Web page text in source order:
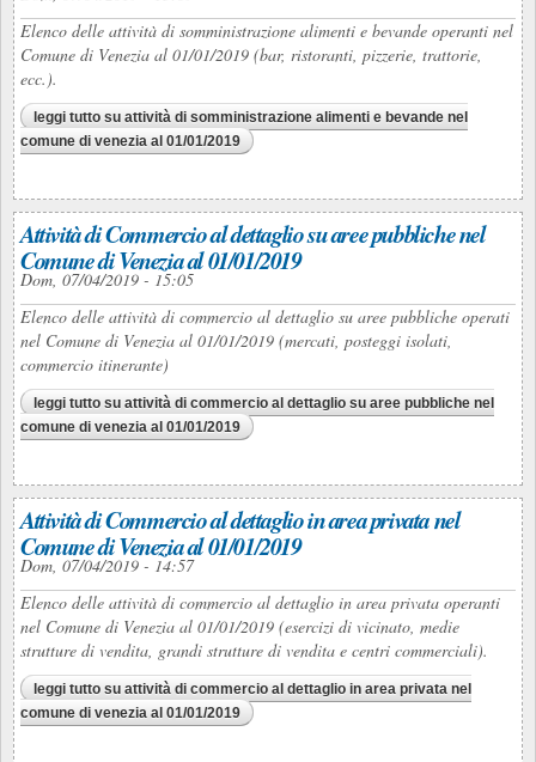
Elenco delle attività di somministrazione alimenti e bevande operanti nel
Comune di Venezia al 01/01/2019 (bar, ristoranti, pizzerie, trattorie,
ecc.).
leggi tutto su attività di somministrazione alimenti e bevande nel
comune di venezia al 01/01/2019
Attività di Commercio al dettaglio su aree pubbliche nel
Comune di Venezia al 01/01/2019
Dom, 07/04/2019 - 15:05
Elenco delle attività di commercio al dettaglio su aree pubbliche operati
nel Comune di Venezia al 01/01/2019 (mercati, posteggi isolati,
commercio itinerante)
leggi tutto su attività di commercio al dettaglio su aree pubbliche nel
comune di venezia al 01/01/2019
Attività di Commercio al dettaglio in area privata nel
Comune di Venezia al 01/01/2019
Dom, 07/04/2019 - 14:57
Elenco delle attività di commercio al dettaglio in area privata operanti
nel Comune di Venezia al 01/01/2019 (esercizi di vicinato, medie
strutture di vendita, grandi strutture di vendita e centri commerciali).
leggi tutto su attività di commercio al dettaglio in area privata nel
comune di venezia al 01/01/2019